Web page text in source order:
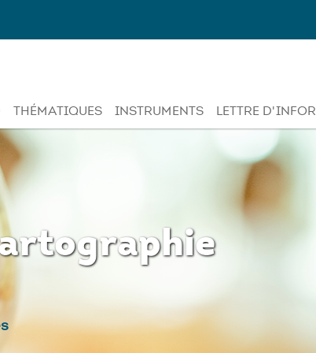
THÉMATIQUES INSTRUMENTS LETTRE